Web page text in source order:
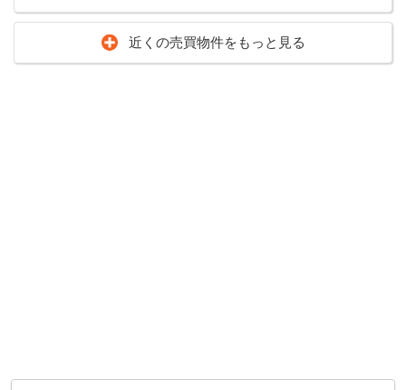
近くの売買物件をもっと見る